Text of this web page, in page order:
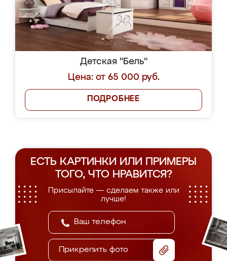
Детская "Бель"
Цена: от 65 000 руб.
ПОДРОБНЕЕ
ЕСТЬ КАРТИНКИ ИЛИ ПРИМЕРЫ
ТОГО, ЧТО НРАВИТСЯ?
Присылайте — сделаем также или
лучше!
Прикрепить фото